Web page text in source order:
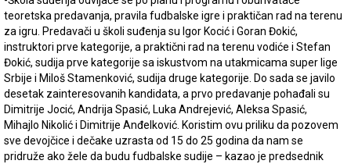
teoretska predavanja, pravila fudbalske igre i praktičan rad na terenu
za igru. Predavači u školi suđenja su Igor Kocić i Goran Đokić,
instruktori prve kategorije, a praktični rad na terenu vodiće i Stefan
Đokić, sudija prve kategorije sa iskustvom na utakmicama super lige
Srbije i Miloš Stamenković, sudija druge kategorije. Do sada se javilo
desetak zainteresovanih kandidata, a prvo predavanje pohađali su
Dimitrije Jocić, Andrija Spasić, Luka Andrejević, Aleksa Spasić,
Mihajlo Nikolić i Dimitrije Anđelković. Koristim ovu priliku da pozovem
sve devojčice i dečake uzrasta od 15 do 25 godina da nam se
pridruže ako žele da budu fudbalske sudije – kazao je predsednik